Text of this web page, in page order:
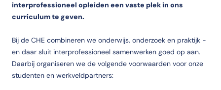
interprofessioneel opleiden een vaste plek in ons
curriculum te geven.
Bij de CHE combineren we onderwijs, onderzoek en praktijk -
en daar sluit interprofessioneel samenwerken goed op aan.
Daarbij organiseren we de volgende voorwaarden voor onze
studenten en werkveldpartners: